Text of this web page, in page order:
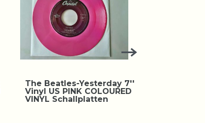
The Beatles-Yesterday 7''
Vinyl US PINK COLOURED
VINYL Schallplatten